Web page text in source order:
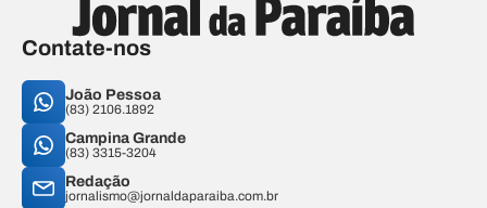
Contate-nos
João Pessoa
(83) 2106.1892
Campina Grande
(83) 3315-3204
Redação
jornalismo@jornaldaparaiba.com.br